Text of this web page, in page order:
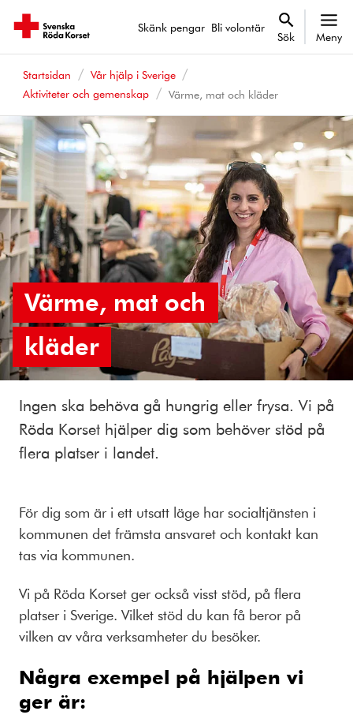
Skänk pengar Bli volontär
Sök Meny
Startsidan
Vår hjälp i Sverige
Aktiviteter och gemenskap
Värme, mat och kläder
Värme, mat och
kläder
Ingen ska behöva gå hungrig eller frysa. Vi på
Röda Korset hjälper dig som behöver stöd på
flera platser i landet.
För dig som är i ett utsatt läge har socialtjänsten i
kommunen det främsta ansvaret och kontakt kan
tas via kommunen.
Vi på Röda Korset ger också visst stöd, på flera
platser i Sverige. Vilket stöd du kan få beror på
vilken av våra verksamheter du besöker.
Några exempel på hjälpen vi
ger är: